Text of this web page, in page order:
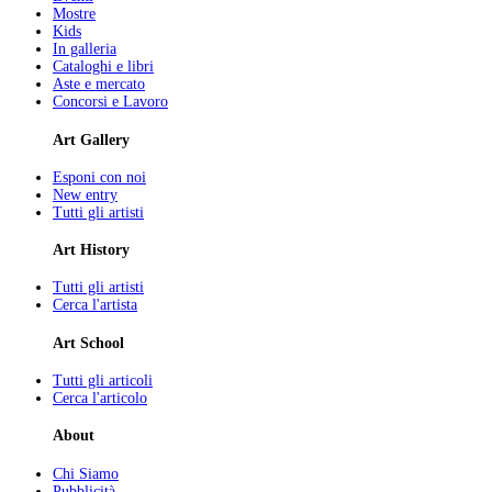
Mostre
Kids
In galleria
Cataloghi e libri
Aste e mercato
Concorsi e Lavoro
Art Gallery
Esponi con noi
New entry
Tutti gli artisti
Art History
Tutti gli artisti
Cerca l'artista
Art School
Tutti gli articoli
Cerca l'articolo
About
Chi Siamo